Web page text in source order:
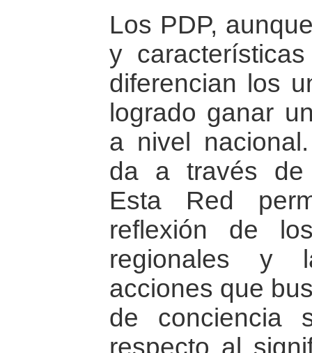
Los PDP,
y
diferencian los
logrado ganar
a nivel
da a través de
Esta Red
reflexión de
regionales y
acciones que
de conciencia
respecto al